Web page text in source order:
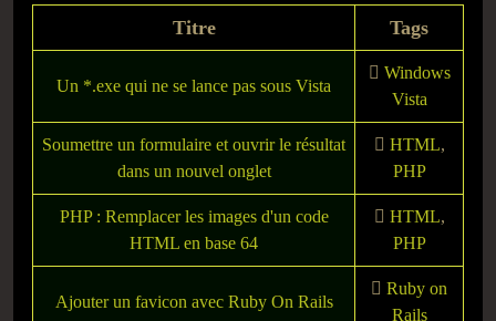
Titre Tags
Un *.exe qui ne se lance pas sous Vista
Windows
Vista
Soumettre un formulaire et ouvrir le résultat
dans un nouvel onglet
HTML,
PHP
PHP : Remplacer les images d'un code
HTML en base 64
HTML,
PHP
Ajouter un favicon avec Ruby On Rails
Ruby on
Rails